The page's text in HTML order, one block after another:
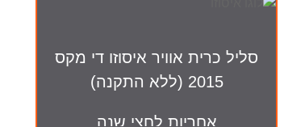
סליל כרית אוויר איסוזו די מקס
2015 (ללא התקנה)
אחריות לחצי שנה